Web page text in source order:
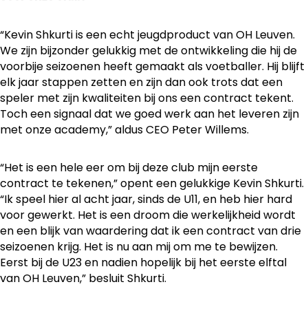
“Kevin Shkurti is een echt jeugdproduct van OH Leuven.
We zijn bijzonder gelukkig met de ontwikkeling die hij de
voorbije seizoenen heeft gemaakt als voetballer. Hij blijft
elk jaar stappen zetten en zijn dan ook trots dat een
speler met zijn kwaliteiten bij ons een contract tekent.
Toch een signaal dat we goed werk aan het leveren zijn
met onze academy,” aldus CEO Peter Willems.
“Het is een hele eer om bij deze club mijn eerste
contract te tekenen,” opent een gelukkige Kevin Shkurti.
“Ik speel hier al acht jaar, sinds de U11, en heb hier hard
voor gewerkt. Het is een droom die werkelijkheid wordt
en een blijk van waardering dat ik een contract van drie
seizoenen krijg. Het is nu aan mij om me te bewijzen.
Eerst bij de U23 en nadien hopelijk bij het eerste elftal
van OH Leuven,” besluit Shkurti.